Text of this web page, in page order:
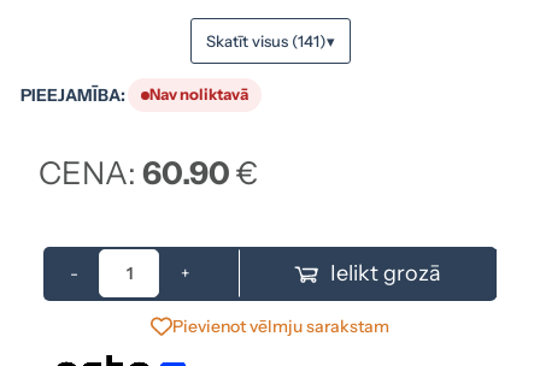
Skatīt visus (141)▾
PIEEJAMĪBA: Nav noliktavā
CENA:60.90€
- + Ielikt grozā
Pievienot vēlmju sarakstam